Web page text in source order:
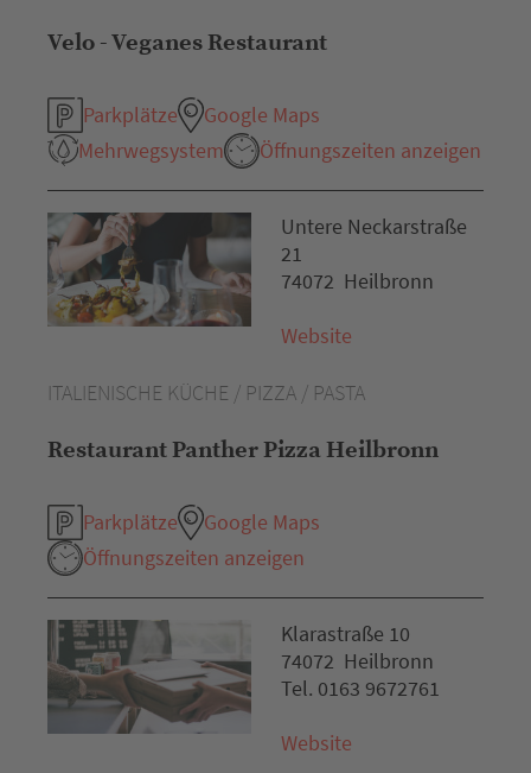
Velo - Veganes Restaurant
Parkplätze
Google Maps
Mehrwegsystem
Öffnungszeiten anzeigen
ITALIENISCHE KÜCHE / PIZZA / PASTA
Restaurant Panther Pizza Heilbronn
Parkplätze
Google Maps
Öffnungszeiten anzeigen
Untere Neckarstraße
21
74072 Heilbronn
Website
Klarastraße 10
74072 Heilbronn
Tel. 0163 9672761
Website